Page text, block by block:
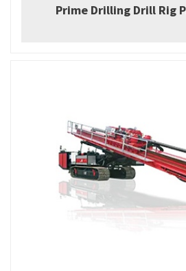
Prime Drilling Drill Rig